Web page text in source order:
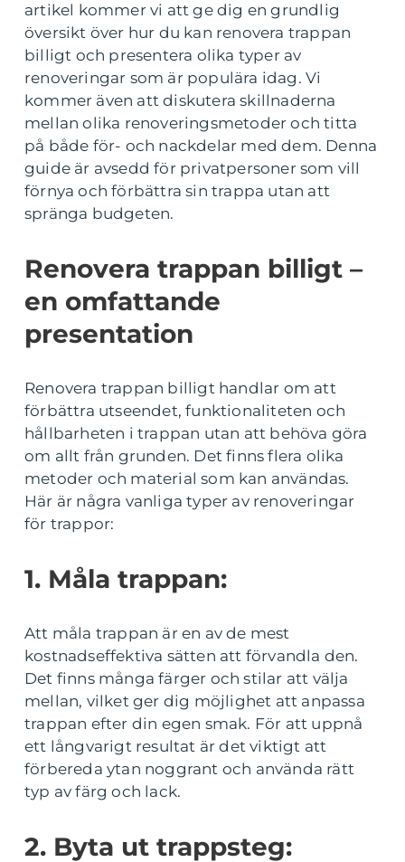
artikel kommer vi att ge dig en grundlig
översikt över hur du kan renovera trappan
billigt och presentera olika typer av
renoveringar som är populära idag. Vi
kommer även att diskutera skillnaderna
mellan olika renoveringsmetoder och titta
på både för- och nackdelar med dem. Denna
guide är avsedd för privatpersoner som vill
förnya och förbättra sin trappa utan att
spränga budgeten.
Renovera trappan billigt –
en omfattande
presentation
Renovera trappan billigt handlar om att
förbättra utseendet, funktionaliteten och
hållbarheten i trappan utan att behöva göra
om allt från grunden. Det finns flera olika
metoder och material som kan användas.
Här är några vanliga typer av renoveringar
för trappor:
1. Måla trappan:
Att måla trappan är en av de mest
kostnadseffektiva sätten att förvandla den.
Det finns många färger och stilar att välja
mellan, vilket ger dig möjlighet att anpassa
trappan efter din egen smak. För att uppnå
ett långvarigt resultat är det viktigt att
förbereda ytan noggrant och använda rätt
typ av färg och lack.
2. Byta ut trappsteg: